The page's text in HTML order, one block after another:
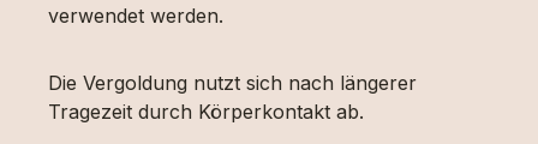
verwendet werden.
Die Vergoldung nutzt sich nach längerer
Tragezeit durch Körperkontakt ab.